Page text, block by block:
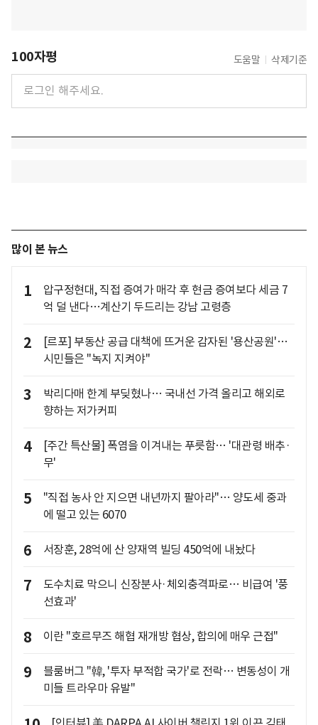
100자평 도움말 삭제기준
많이 본 뉴스
1
압구정현대, 직접 증여가 매각 후 현금 증여보다 세금 7
억 덜 낸다…계산기 두드리는 강남 고령층
2
[르포] 부동산 공급 대책에 뜨거운 감자된 '용산공원'…
시민들은 "녹지 지켜야"
3
박리다매 한계 부딪혔나… 국내선 가격 올리고 해외로
향하는 저가커피
4
[주간 특산물] 폭염을 이겨내는 푸릇함… '대관령 배추·
무'
5
"직접 농사 안 지으면 내년까지 팔아라"… 양도세 중과
에 떨고 있는 6070
6 서장훈, 28억에 산 양재역 빌딩 450억에 내놨다
7
도수치료 막으니 신장분사·체외충격파로… 비급여 '풍
선효과'
8 이란 "호르무즈 해협 재개방 협상, 합의에 매우 근접"
9
블룸버그 "韓, '투자 부적합 국가'로 전락… 변동성이 개
미들 트라우마 유발"